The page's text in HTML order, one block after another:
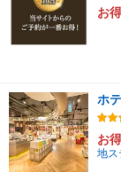
お
ホ
お
地ス